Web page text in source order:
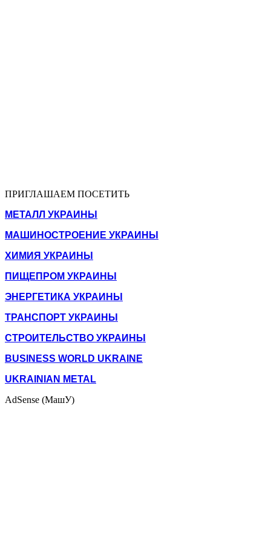
ПРИГЛАШАЕМ ПОСЕТИТЬ
МЕТАЛЛ УКРАИНЫ
МАШИНОСТРОЕНИЕ УКРАИНЫ
ХИМИЯ УКРАИНЫ
ПИЩЕПРОМ УКРАИНЫ
ЭНЕРГЕТИКА УКРАИНЫ
ТРАНСПОРТ УКРАИНЫ
СТРОИТЕЛЬСТВО УКРАИНЫ
BUSINESS WORLD UKRAINE
UKRAINIAN METAL
AdSense (МашУ)